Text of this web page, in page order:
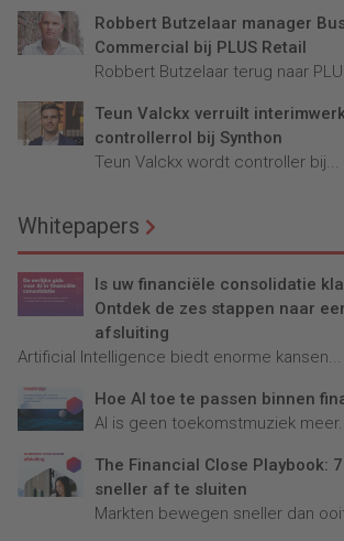
Robbert Butzelaar manager
Commercial bij PLUS Retail
Robbert Butzelaar terug naar
Teun Valckx verruilt
controllerrol bij Synthon
Teun Valckx wordt controller bij...
Whitepapers
Is uw financiële consolidatie
Ontdek de zes stappen naar
afsluiting
Artificial Intelligence biedt enorme kansen...
Hoe AI toe te passen binnen
AI is geen toekomstmuziek
The Financial Close Playbook:
sneller af te sluiten
Markten bewegen sneller dan